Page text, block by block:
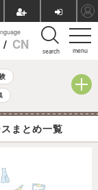
menu
/ CN search
校受験
まとめ一覧